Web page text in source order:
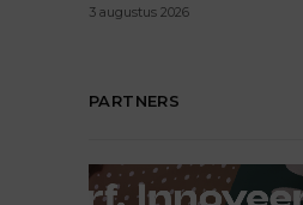
3 augustus 2026
PARTNERS